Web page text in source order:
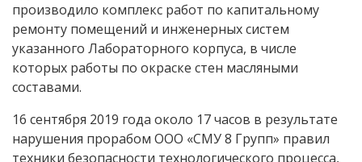
производило комплекс работ по капитальному
ремонту помещений и инженерных систем
указанного Лабораторного корпуса, в числе
которых работы по окраске стен масляными
составами.
16 сентября 2019 года около 17 часов в результате
нарушения прорабом ООО «СМУ 8 Групп» правил
техники безопасности технологического процесса,